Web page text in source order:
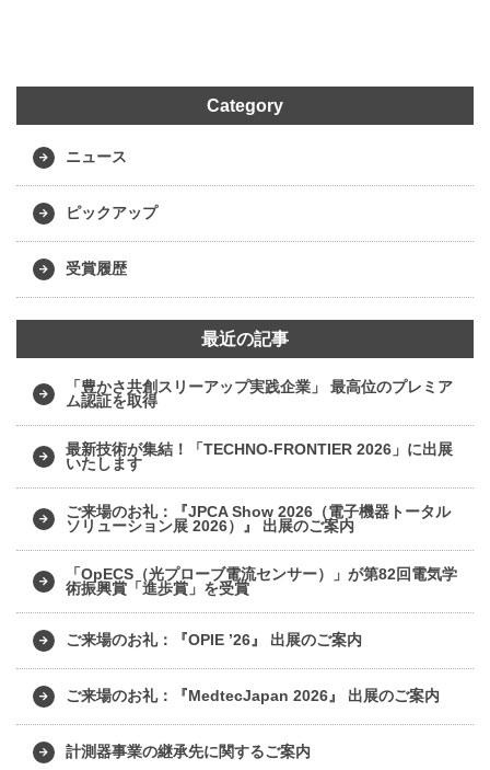
Category
ニュース
ピックアップ
受賞履歴
最近の記事
「豊かさ共創スリーアップ実践企業」 最高位のプレミア
ム認証を取得
最新技術が集結！「TECHNO-FRONTIER 2026」に出展
いたします
ご来場のお礼：『JPCA Show 2026（電子機器トータル
ソリューション展 2026）』 出展のご案内
「OpECS（光プローブ電流センサー）」が第82回電気学
術振興賞「進歩賞」を受賞
ご来場のお礼：『OPIE ’26』 出展のご案内
ご来場のお礼：『MedtecJapan 2026』 出展のご案内
計測器事業の継承先に関するご案内